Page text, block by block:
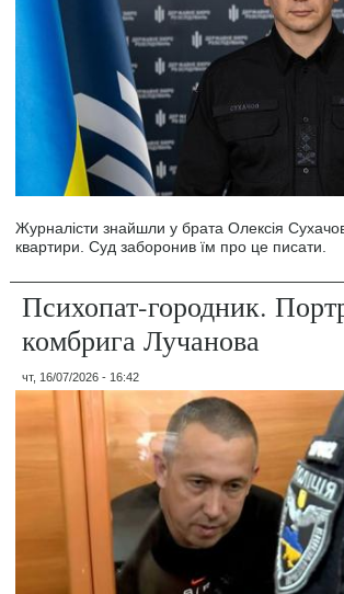
Журналісти знайшли у брата Олексія
квартири. Суд заборонив їм про це писати.
Психопат-городник.
комбрига Лучанова
чт, 16/07/2026 - 16:42